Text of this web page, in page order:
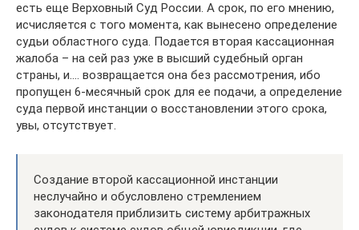
есть еще Верховный Суд России. А срок, по его мнению,
исчисляется с того момента, как вынесено определение
судьи областного суда. Подается вторая кассационная
жалоба – на сей раз уже в высший судебный орган
страны, и…. возвращается она без рассмотрения, ибо
пропущен 6-месячный срок для ее подачи, а определение
суда первой инстанции о восстановлении этого срока,
увы, отсутствует.
Создание второй кассационной инстанции
неслучайно и обусловлено стремлением
законодателя приблизить систему арбитражных